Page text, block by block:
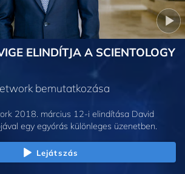
ELINDÍTJA A SCIENTOLOGY
bemutatkozása
2018. március 12-i elindítása David
egy egyórás különleges üzenetben.
Lejátszás